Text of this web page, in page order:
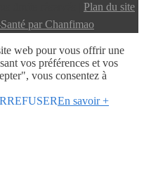
Plan du site
par Chanfimao
web pour vous offrir une
vos préférences et vos
vous consentez à
REFUSEREn savoir +